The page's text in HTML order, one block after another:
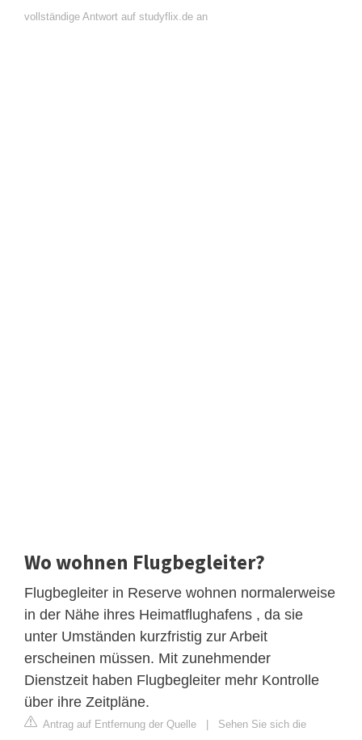
vollständige Antwort auf studyflix.de an
Wo wohnen Flugbegleiter?
Flugbegleiter in Reserve wohnen normalerweise
in der Nähe ihres Heimatflughafens , da sie
unter Umständen kurzfristig zur Arbeit
erscheinen müssen. Mit zunehmender
Dienstzeit haben Flugbegleiter mehr Kontrolle
über ihre Zeitpläne.
Antrag auf Entfernung der Quelle | Sehen Sie sich die